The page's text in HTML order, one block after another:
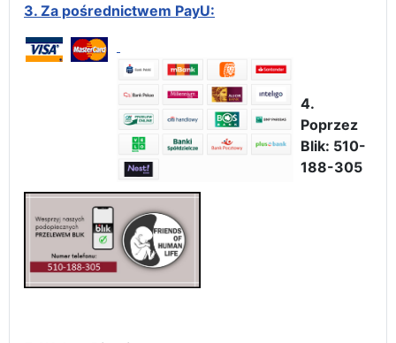
3. Za pośrednictwem PayU:
4.
Poprzez
Blik: 510-
188-305